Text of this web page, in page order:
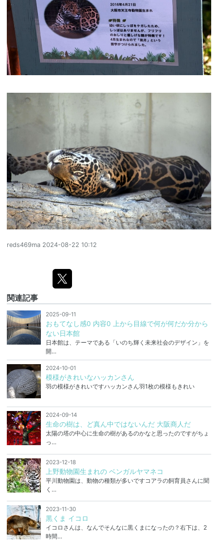
reds469ma 2024-08-22 10:12
関連記事
2025-09-11
おもてなし感0 内容0 上から目線で何が何だか分から
ない日本館
日本館は、テーマである「いのち輝く未来社会のデザイン」を
開…
2024-10-01
模様がきれいなハッカンさん
羽の模様がきれいですハッカンさん羽1枚の模様もきれい
2024-09-14
生命の樹は、ど真ん中ではないんだ 大阪商人だ
太陽の塔の中心に生命の樹があるのかなと思ったのですがちょ
っ…
2023-12-18
上野動物園生まれの ベンガルヤマネコ
平川動物園は、動物の種類が多いですコアラの飼育員さんに聞
く…
2023-11-30
黒くま イコロ
イコロさんは、なんでそんなに黒くまになったの？右下は、2
時間…